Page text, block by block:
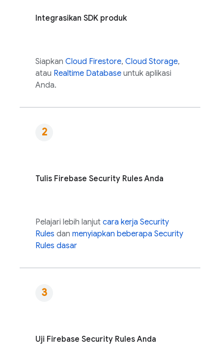
Integrasikan SDK produk
Siapkan Cloud Firestore, Cloud Storage,
atau Realtime Database untuk aplikasi
Anda.
Tulis Firebase Security Rules Anda
Pelajari lebih lanjut cara kerja Security
Rules dan menyiapkan beberapa Security
Rules dasar
Uji Firebase Security Rules Anda